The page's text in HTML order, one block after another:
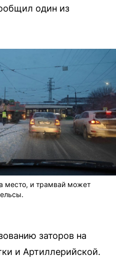
один из
место, и трамвай может
заторов на
и Артиллерийской.